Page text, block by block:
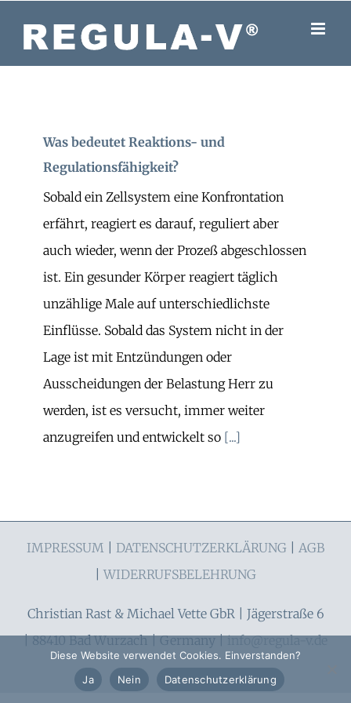
content
Was bedeutet Reaktions- und
Regulationsfähigkeit?
Sobald ein Zellsystem eine Konfrontation
erfährt, reagiert es darauf, reguliert aber
auch wieder, wenn der Prozeß abgeschlossen
ist. Ein gesunder Körper reagiert täglich
unzählige Male auf unterschiedlichste
Einflüsse. Sobald das System nicht in der
Lage ist mit Entzündungen oder
Ausscheidungen der Belastung Herr zu
werden, ist es versucht, immer weiter
anzugreifen und entwickelt so [...]
IMPRESSUM DATENSCHUTZERKLÄRUNG
AGB
WIDERRUFSBELEHRUNG
Christian Rast & Michael Vette GbR | Jägerstraße 6
| 88410 Bad Wurzach | Germany |info@regula-v.de
Diese Website verwendet Cookies. Einverstanden?
Ja
Nein Datenschutzerklärung